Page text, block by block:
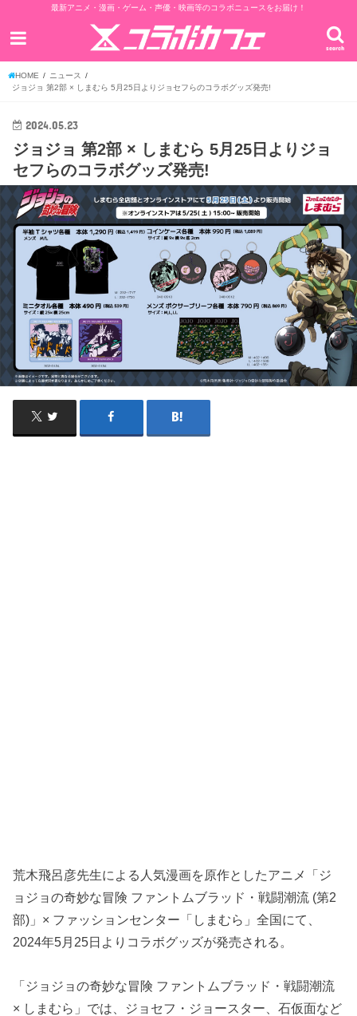
最新アニメ・漫画・ゲーム・声優・映画等のコラボニュースをお届け！
search
HOME
ニュース
ジョジョ 第2部 × しまむら 5月25日よりジョセフらのコラボグッズ発売!
2024.05.23
ジョジョ 第2部 × しまむら 5月25日よりジョ
セフらのコラボグッズ発売!
荒木飛呂彦先生による人気漫画を原作としたアニメ「ジ
ョジョの奇妙な冒険 ファントムブラッド・戦闘潮流 (第2
部)」× ファッションセンター「しまむら」全国にて、
2024年5月25日よりコラボグッズが発売される。
「ジョジョの奇妙な冒険 ファントムブラッド・戦闘潮流
× しまむら」では、ジョセフ・ジョースター、石仮面など